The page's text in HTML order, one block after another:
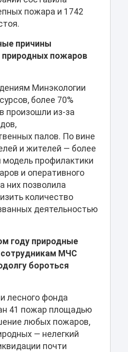
пожара и 1742
причины
природных пожаров
Минэкологии
более 70%
произошли из-за
палов. По вине
и жителей — более
модель профилактики
и оперативного
них позволила
количество
деятельностью
году природные
МЧС
бороться
лесного фонда
41 пожар площадью
любых пожаров,
— нелегкий
почти